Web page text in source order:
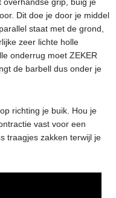
Dit doe je door je middel
staat met de grond,
zeer lichte holle
onderrug moet ZEKER
de barbell dus onder je
richting je buik. Hou je
vast voor een
traagjes zakken terwijl je